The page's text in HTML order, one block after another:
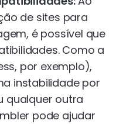
de sites para
é possível que
Como a
por exemplo),
instabilidade por
qualquer outra
pode ajudar